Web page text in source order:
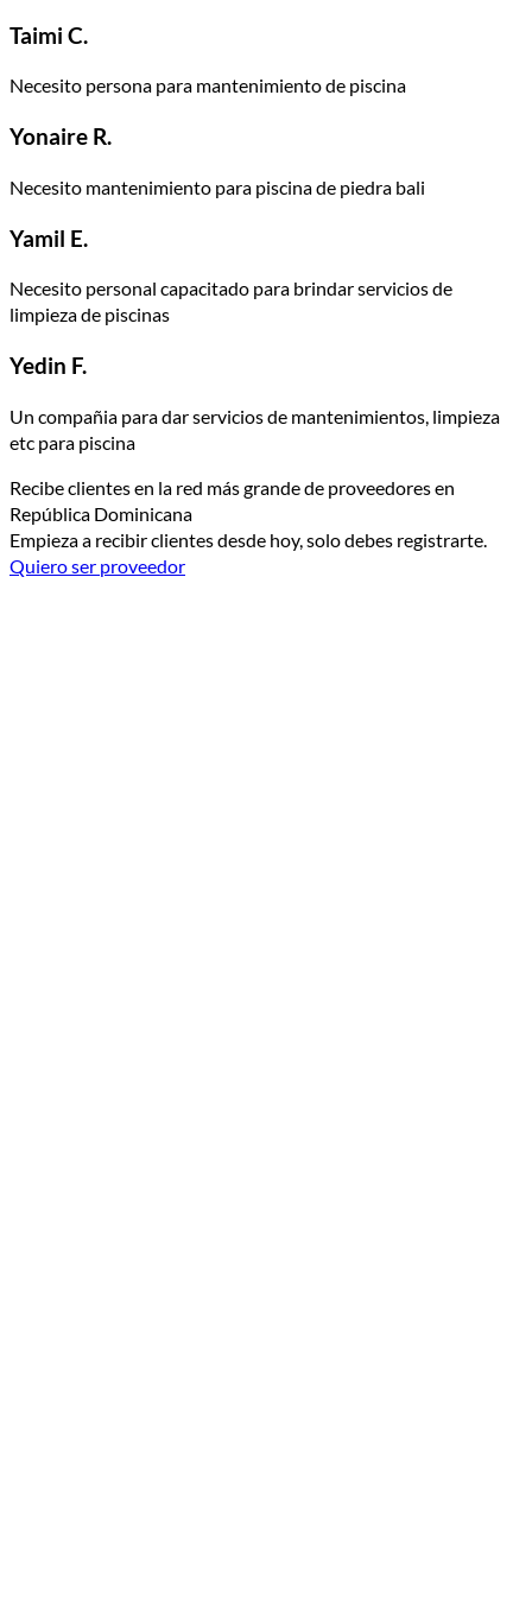
Taimi C.
Necesito persona para mantenimiento de piscina
Yonaire R.
Necesito mantenimiento para piscina de piedra bali
Yamil E.
Necesito personal capacitado para brindar servicios de
limpieza de piscinas
Yedin F.
Un compañia para dar servicios de mantenimientos, limpieza
etc para piscina
Recibe clientes en la red más grande de proveedores en
República Dominicana
Empieza a recibir clientes desde hoy, solo debes registrarte.
Quiero ser proveedor